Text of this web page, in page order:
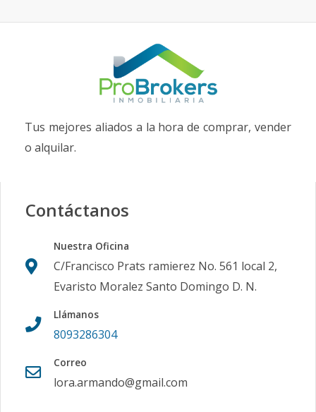
Tus mejores aliados a la hora de comprar, vender
o alquilar.
Contáctanos
Nuestra Oficina
C/Francisco Prats ramierez No. 561 local 2,
Evaristo Moralez Santo Domingo D. N.
Llámanos
8093286304
Correo
lora.armando@gmail.com